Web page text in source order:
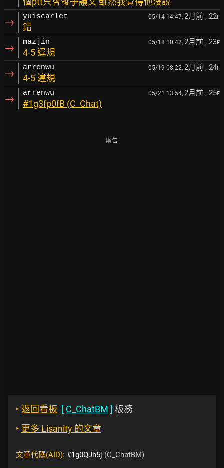
→ yuiscarlet 05/14 14:47, 2月前 , 22F
錯
→ mazjin 05/18 10:42, 2月前 , 23F
4-5 違規
→ arrenwu 05/19 08:22, 2月前 , 24F
4-5 違規
→ arrenwu 05/21 13:54, 2月前 , 25F
#1g3fp0fB (C_Chat)
廣告
‣ 返回看板 [ C_ChatBM ] 板務
‣ 更多 Lisanity 的文章
文章代碼(AID): #1g0QJh5j (C_ChatBM)